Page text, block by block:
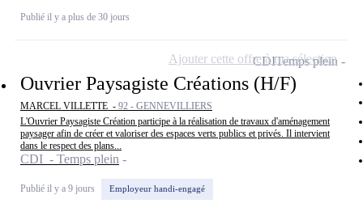
Publié il y a plus de 30 jours
Ouvrier Paysagiste Créations (H/F)
MARCEL VILLETTE - 92 - GENNEVILLIERS
L'Ouvrier Paysagiste Création participe à la réalisation de travaux d'aménagement
paysager afin de créer et valoriser des espaces verts publics et privés. Il intervient
dans le respect des plans...
CDI - Temps plein
Publié il y a 9 jours Employeur handi-engagé
CDITemps plein
Ajouter cette offre à ma sélection